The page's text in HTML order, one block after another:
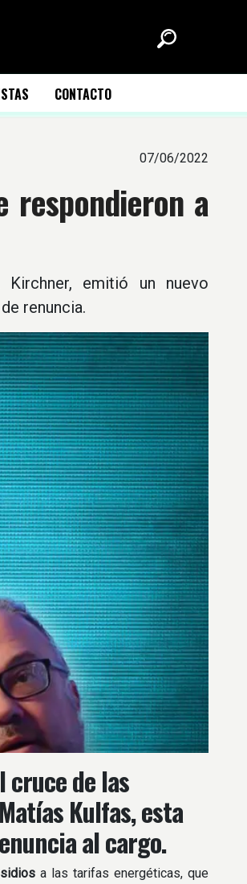
CONTACTO
07/06/2022
respondieron a
emitió un nuevo
renuncia.
cruce de las
Matías Kulfas,esta
al cargo.
a las tarifas energéticas, que